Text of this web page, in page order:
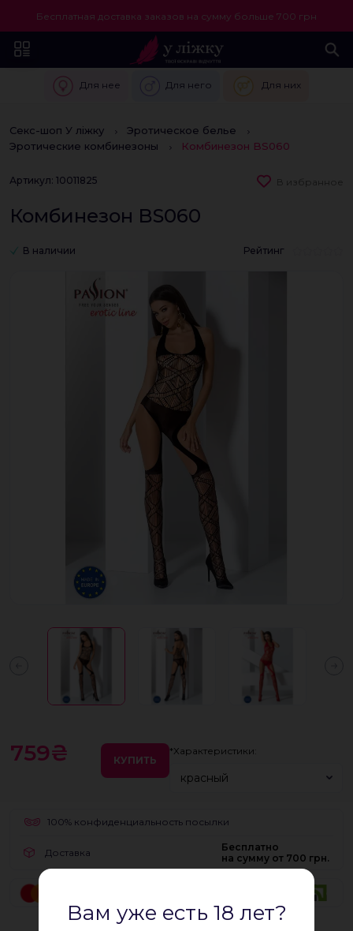
Бесплатная доставка заказов на сумму больше 700 грн
Для нее Для него Для них
Секс-шоп У ліжку
Эротическое белье
Эротические комбинезоны
Комбинезон BS060
Артикул: 10011825 В избранное
Комбинезон BS060
В наличии Рейтинг
759₴ КУПИТЬ
*Характеристики:
красный
100% конфиденциальность посылки
Доставка
Бесплатно
на сумму от 700 грн.
Вам уже есть 18 лет?